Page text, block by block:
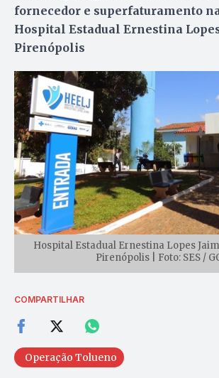
fornecedor e superfaturamento
Hospital Estadual Ernestina
Pirenópolis
Hospital Estadual Ernestina Lopes
Pirenópolis | Foto: SES /
COMPARTILHAR
Operação Tolueno